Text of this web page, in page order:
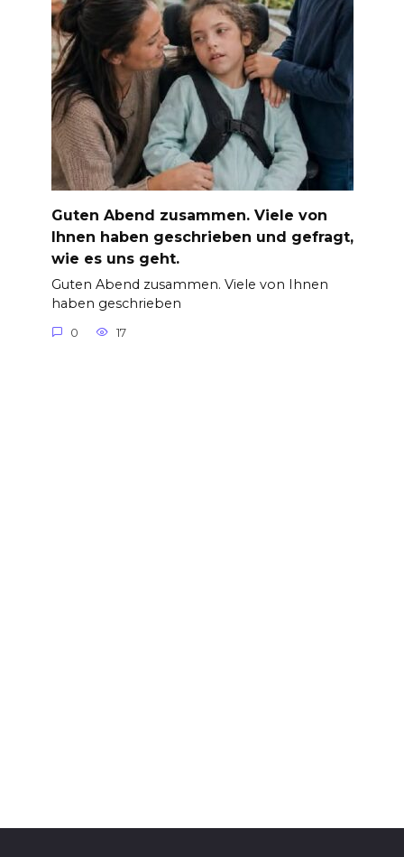
Guten Abend zusammen. Viele von
Ihnen haben geschrieben und gefragt,
wie es uns geht.
Guten Abend zusammen. Viele von Ihnen
haben geschrieben
0 17